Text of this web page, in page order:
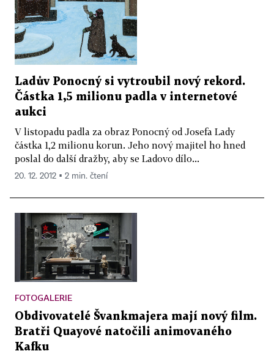
Ladův Ponocný si vytroubil nový rekord.
Částka 1,5 milionu padla v internetové
aukci
V listopadu padla za obraz Ponocný od Josefa Lady
částka 1,2 milionu korun. Jeho nový majitel ho hned
poslal do další dražby, aby se Ladovo dílo...
20. 12. 2012 ▪ 2 min. čtení
FOTOGALERIE
Obdivovatelé Švankmajera mají nový film.
Bratři Quayové natočili animovaného
Kafku